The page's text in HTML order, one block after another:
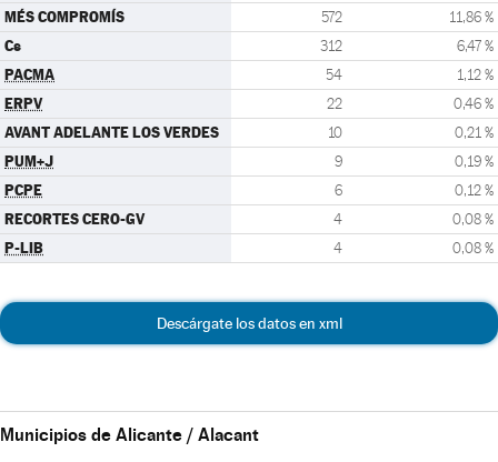
MÉS COMPROMÍS 572 11,86 %
Cs 312 6,47 %
PACMA 54 1,12 %
ERPV 22 0,46 %
AVANT ADELANTE LOS VERDES 10 0,21 %
PUM+J 9 0,19 %
PCPE 6 0,12 %
RECORTES CERO-GV 4 0,08 %
P-LIB 4 0,08 %
Descárgate los datos en xml
Municipios de Alicante / Alacant